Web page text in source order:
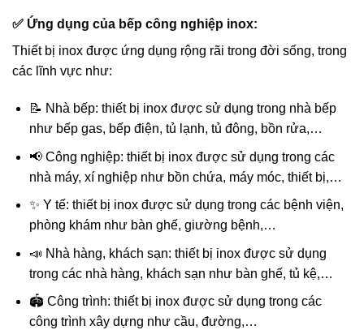
✅ Ứng dụng của bếp công nghiệp inox:
Thiết bị inox được ứng dụng rộng rãi trong đời sống, trong
các lĩnh vực như:
📝 Nhà bếp: thiết bị inox được sử dụng trong nhà bếp
như bếp gas, bếp điện, tủ lạnh, tủ đông, bồn rửa,…
📢 Công nghiệp: thiết bị inox được sử dụng trong các
nhà máy, xí nghiệp như bồn chứa, máy móc, thiết bị,…
✨ Y tế: thiết bị inox được sử dụng trong các bệnh viện,
phòng khám như bàn ghế, giường bệnh,…
📣 Nhà hàng, khách sạn: thiết bị inox được sử dụng
trong các nhà hàng, khách sạn như bàn ghế, tủ kệ,…
🏟️ Công trình: thiết bị inox được sử dụng trong các
công trình xây dựng như cầu, đường,…